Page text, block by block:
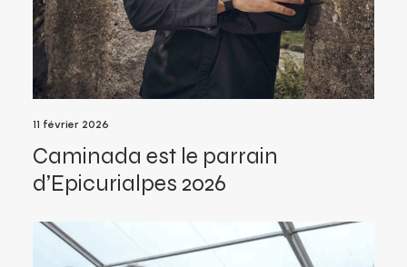
11 février 2026
Caminada est le parrain
d’Epicurialpes 2026